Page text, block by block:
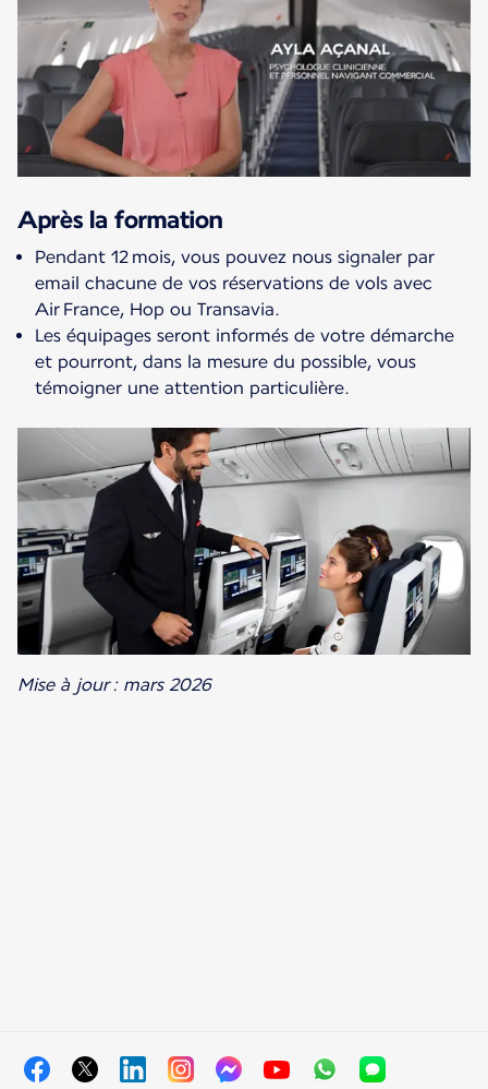
Après la formation
Pendant 12 mois, vous pouvez nous signaler par
email chacune de vos réservations de vols avec
Air France, Hop ou Transavia.
Les équipages seront informés de votre démarche
et pourront, dans la mesure du possible, vous
témoigner une attention particulière.
Mise à jour : mars 2026